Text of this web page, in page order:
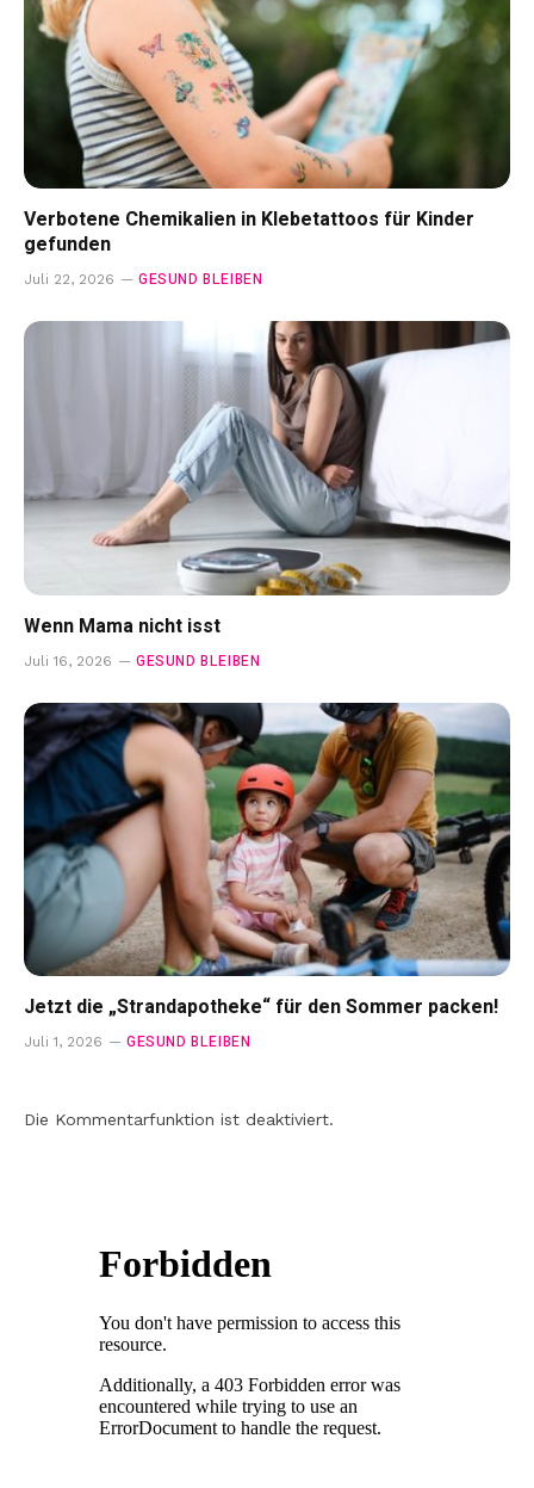
Verbotene Chemikalien in Klebetattoos für Kinder
gefunden
Juli 22, 2026 GESUND BLEIBEN
Wenn Mama nicht isst
Juli 16, 2026 GESUND BLEIBEN
Jetzt die „Strandapotheke“ für den Sommer packen!
Juli 1, 2026 GESUND BLEIBEN
Die Kommentarfunktion ist deaktiviert.